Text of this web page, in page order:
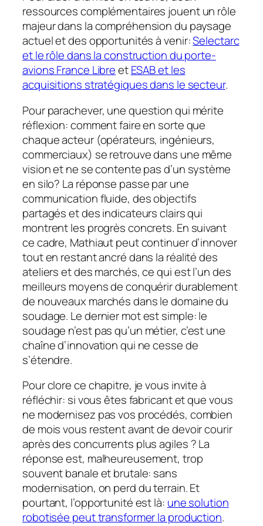
ressources complémentaires jouent un rôle
majeur dans la compréhension du paysage
actuel et des opportunités à venir:Selectarc
et le rôle dans la construction du porte-
avions France LibreetESAB et les
acquisitions stratégiques dans le secteur.
Pour parachever, une question qui mérite
réflexion: comment faire en sorte que
chaque acteur (opérateurs, ingénieurs,
commerciaux) se retrouve dans une même
vision et ne se contente pas d’un système
en silo? La réponse passe par une
communication fluide, des objectifs
partagés et des indicateurs clairs qui
montrent les progrès concrets. En suivant
ce cadre, Mathiaut peut continuer d’innover
tout en restant ancré dans la réalité des
ateliers et des marchés, ce qui est l’un des
meilleurs moyens de conquérir durablement
de nouveaux marchés dans le domaine du
soudage. Le dernier mot est simple: le
soudage n’est pas qu’un métier, c’est une
chaîne d’innovation qui ne cesse de
s’étendre.
Pour clore ce chapitre, je vous invite à
réfléchir: si vous êtes fabricant et que vous
ne modernisez pas vos procédés, combien
de mois vous restent avant de devoir courir
après des concurrents plus agiles ? La
réponse est, malheureusement, trop
souvent banale et brutale: sans
modernisation, on perd du terrain. Et
pourtant, l’opportunité est là: une solution
robotisée peut transformer la production.